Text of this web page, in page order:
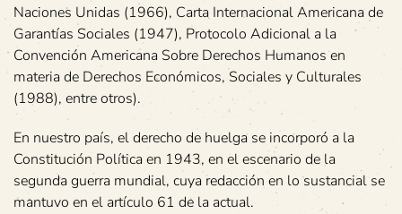
Naciones Unidas (1966), Carta Internacional Americana de
Garantías Sociales (1947), Protocolo Adicional a la
Convención Americana Sobre Derechos Humanos en
materia de Derechos Económicos, Sociales y Culturales
(1988), entre otros).
En nuestro país, el derecho de huelga se incorporó a la
Constitución Política en 1943, en el escenario de la
segunda guerra mundial, cuya redacción en lo sustancial se
mantuvo en el artículo 61 de la actual.